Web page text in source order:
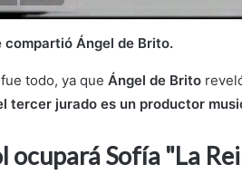
compartió Ángel de Brito.
todo, ya que Ángel de Brito
tercer jurado es un productor
ocupará Sofía "La